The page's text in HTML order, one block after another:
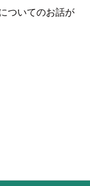
ついてのお話が